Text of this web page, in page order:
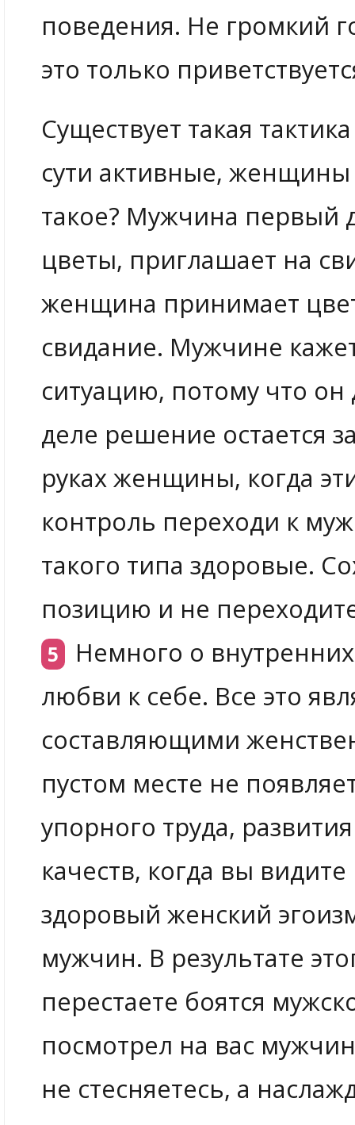
поведения. Не громкий
это только
Существует такая
сути активные,
такое? Мужчина первый
цветы, приглашает на
женщина принимает
свидание. Мужчине
ситуацию, потому что
деле решение остается
руках женщины, когда
контроль переходи к
такого типа здоровые.
позицию и не
Немного о
любви к себе. Все это
составляющими
пустом месте не
упорного труда,
качеств, когда вы видите
здоровый женский
мужчин. В результате
перестаете боятся
посмотрел на вас
не стесняетесь, а